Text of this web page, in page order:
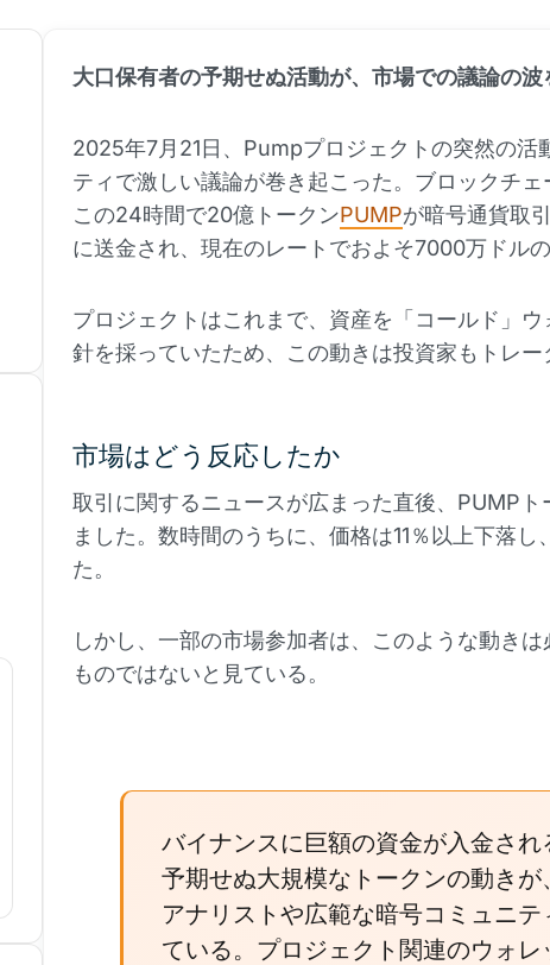
大口保有者の予期せぬ活動が、市場での議論の波
2025年7月21日、Pumpプロジェクトの突然の活
ティで激しい議論が巻き起こった。ブロックチェ
この24時間で20億トークンPUMPが暗号通貨取
に送金され、現在のレートでおよそ7000万ドル
プロジェクトはこれまで、資産を「コールド」
針を採っていたため、この動きは投資家もトレー
市場はどう反応したか
取引に関するニュースが広まった直後、PUMP
ました。数時間のうちに、価格は11％以上下落
た。
しかし、一部の市場参加者は、このような動き
ものではないと見ている。
バイナンスに巨額の資金が入金され
予期せぬ大規模なトークンの動きが
アナリストや広範な暗号コミュニ
ている。プロジェクト関連のウォレ